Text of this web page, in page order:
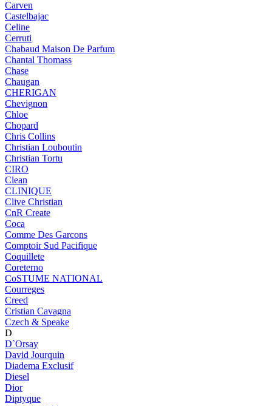
Carven
Castelbajac
Celine
Cerruti
Chabaud Maison De Parfum
Chantal Thomass
Chase
Chaugan
CHERIGAN
Chevignon
Chloe
Chopard
Chris Collins
Christian Louboutin
Christian Tortu
CIRO
Clean
CLINIQUE
Clive Christian
CnR Create
Coca
Comme Des Garcons
Comptoir Sud Pacifique
Coquillete
Coreterno
CoSTUME NATIONAL
Courreges
Creed
Cristian Cavagna
Czech & Speake
D
D`Orsay
David Jourquin
Diadema Exclusif
Diesel
Dior
Diptyque